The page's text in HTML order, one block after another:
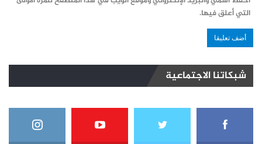
التي أعلق فيها.
شبكاتنا الاجتماعية